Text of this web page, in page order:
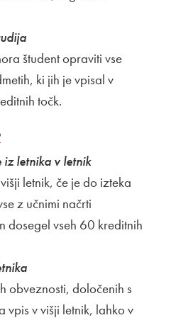
študent opraviti vse
ki jih je vpisal v
točk.
letnika v letnik
letnik, če je do izteka
z učnimi načrti
dosegel vseh 60 kreditnih
obveznosti, določenih s
vpis v višji letnik, lahko v